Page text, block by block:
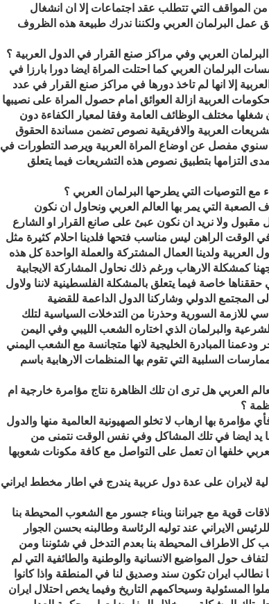
من المواقف التي تتطلب عقد اجتماعات إلا ان انشغال
عمل البرلمان العربي ولكننا ندرك طبيعة هذه الظروف
العربي وفي مراكز صنع القرار في الدول العربية ؟
البرلمان العربي كما احتلت المراة ايضا دورا بارزا في
إلا انها لم تاخذ دورها في مراكز صنع القرار في عدد
العربية ازالة العوائق امام حصول المراة على نصيبها
مختلف الوظائف العامة وفقا لمعيار الكفاءة دون
العربية والافريقية نصوص تضمن مساندة الحقوق
سنوي مفصل عن اوضاع المراة العربية ويرصد التطورات في
التزامها بتطبيق نصوص هذه التشريعات فيما يتعلق
التوصيات التي يطرحها البرلمان العربي ؟
التي يمر بها العالم العربي ونحاول ان نكون
ولا نريد ان نكون عبئ على صانع القرار او الشارع
الوقت الراهن ليس مناسب فتحها فلدينا احلام كثيرة مثل
ولدينا العمال المشتركة والعملة الواحدة كل هذه
كمشكلة الارهاب ورغم ذلك نحاول المشاركة الايجابية
حققناها خاصة فيما يتعلق بالمشكلة الفلسطينية لاننا ولاول
المجتمع الدولي وشاركنا الدول الداعمة للقضية
للازمة السورية وحذرنا من التدخلات السياسية لتلك
الشرعية والبرلمان الذي اختاره الشعب الليبي وفي اليمن
المبادرة الخليجية لانها متجانسة مع الشعب اليمني
السلبية التي تقوم بها المنظمات الارهابية باسم
العربي هل ترى ان تلك الظاهرة نتاج مؤامرة خارجية ام
؟
مؤامرة بها ارهاب لا تخلو الصهيونية العالمية منها والدول
لها يد ايضا في تلك المشاكل وفي نفس الوقت نتمنى من
خلفها ان تعمل على التواصل مع كافة مكونات شعوبها
لايران على عدة دول عربية يندرج في اطار مخطط ايراني
قوية مع جيراننا وبناء جسور مع الشعوب المحيطة بنا
الايراني عند توليه الرئاسة وطالبنه بحسن الجوار
كل الاطراف المحيطة بنا بعدم التدخل في شئوننا ومن
حول المواضيع الانسانية والوطنية والطائفية التي لم
نطالب ايران تكون سند وصديق لنا في المنطقة واذا كانوا
المسئولية وسيحاكمهم التاريخ وفيما يخص احتلال ايران